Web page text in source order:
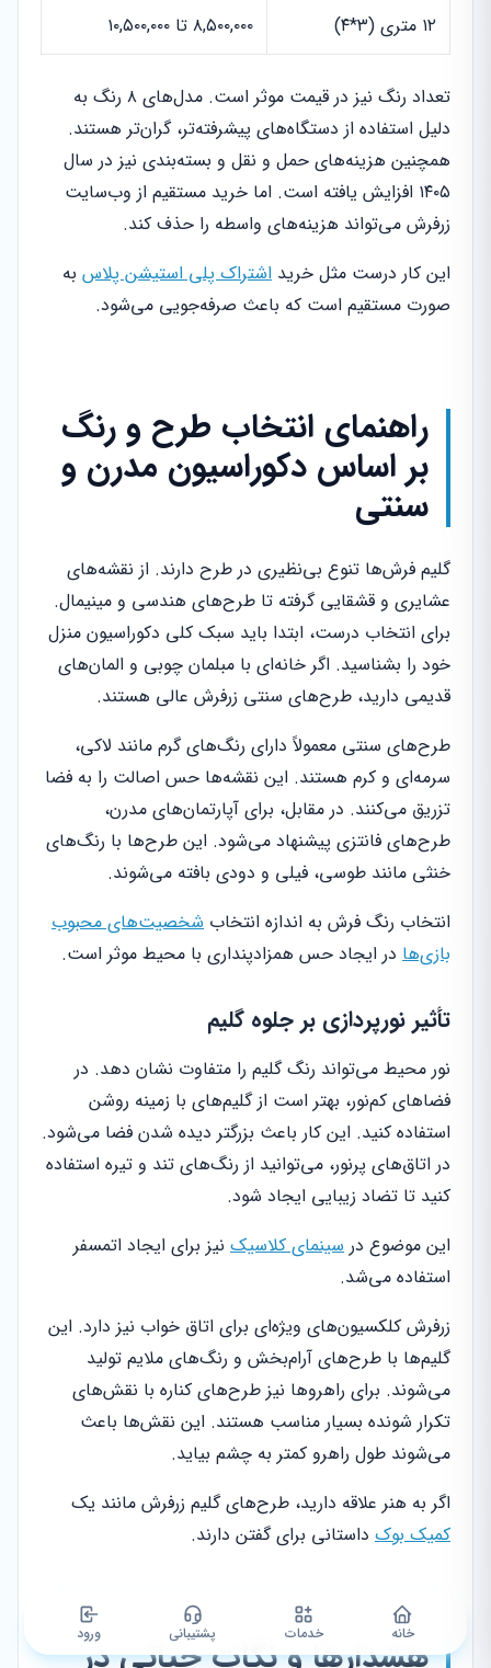
۱۲ متری (۳*۴) ۸,۵۰۰,۰۰۰ تا ۱۰,۵۰۰,۰۰۰
تعداد رنگ نیز در قیمت موثر است. مدل‌های ۸ رنگ به
دلیل استفاده از دستگاه‌های پیشرفته‌تر، گران‌تر هستند.
همچنین هزینه‌های حمل و نقل و بسته‌بندی نیز در سال
۱۴۰۵ افزایش یافته است. اما خرید مستقیم از وب‌سایت
زرفرش می‌تواند هزینه‌های واسطه را حذف کند.
این کار درست مثل خرید اشتراک پلی استیشن پلاس به
صورت مستقیم است که باعث صرفه‌جویی می‌شود.
راهنمای انتخاب طرح و رنگ
بر اساس دکوراسیون مدرن و
سنتی
گلیم فرش‌ها تنوع بی‌نظیری در طرح دارند. از نقشه‌های
عشایری و قشقایی گرفته تا طرح‌های هندسی و مینیمال.
برای انتخاب درست، ابتدا باید سبک کلی دکوراسیون منزل
خود را بشناسید. اگر خانه‌ای با مبلمان چوبی و المان‌های
قدیمی دارید، طرح‌های سنتی زرفرش عالی هستند.
طرح‌های سنتی معمولاً دارای رنگ‌های گرم مانند لاکی،
سرمه‌ای و کرم هستند. این نقشه‌ها حس اصالت را به فضا
تزریق می‌کنند. در مقابل، برای آپارتمان‌های مدرن،
طرح‌های فانتزی پیشنهاد می‌شود. این طرح‌ها با رنگ‌های
خنثی مانند طوسی، فیلی و دودی بافته می‌شوند.
انتخاب رنگ فرش به اندازه انتخاب شخصیت‌های محبوب
بازی‌ها در ایجاد حس همزادپنداری با محیط موثر است.
تأثیر نورپردازی بر جلوه گلیم
نور محیط می‌تواند رنگ گلیم را متفاوت نشان دهد. در
فضاهای کم‌نور، بهتر است از گلیم‌های با زمینه روشن
استفاده کنید. این کار باعث بزرگتر دیده شدن فضا می‌شود.
در اتاق‌های پرنور، می‌توانید از رنگ‌های تند و تیره استفاده
کنید تا تضاد زیبایی ایجاد شود.
این موضوع در سینمای کلاسیک نیز برای ایجاد اتمسفر
استفاده می‌شد.
زرفرش کلکسیون‌های ویژه‌ای برای اتاق خواب نیز دارد. این
گلیم‌ها با طرح‌های آرام‌بخش و رنگ‌های ملایم تولید
می‌شوند. برای راهروها نیز طرح‌های کناره با نقش‌های
تکرار شونده بسیار مناسب هستند. این نقش‌ها باعث
می‌شوند طول راهرو کمتر به چشم بیاید.
اگر به هنر علاقه دارید، طرح‌های گلیم زرفرش مانند یک
کمیک بوک داستانی برای گفتن دارند.
هشدارها و نکات حیاتی در
خانه خدمات پشتیبانی ورود